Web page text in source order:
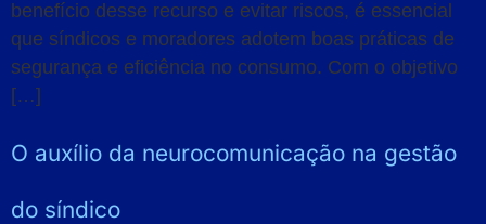
benefício desse recurso e evitar riscos, é essencial
que síndicos e moradores adotem boas práticas de
segurança e eficiência no consumo. Com o objetivo
[…]
O auxílio da neurocomunicação na gestão
do síndico